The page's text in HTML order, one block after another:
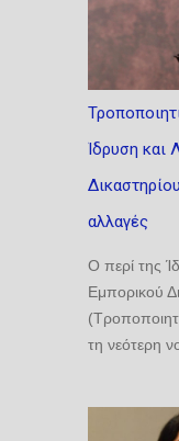
Ίδρυση και
αλλαγές
Ο περί της
Εμπορικού
τη νεότερη
εφαρμογής